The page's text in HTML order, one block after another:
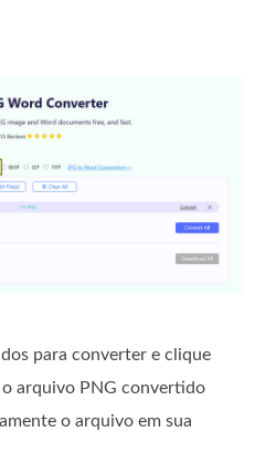
para converter e clique
o arquivo PNG convertido
o arquivo em sua